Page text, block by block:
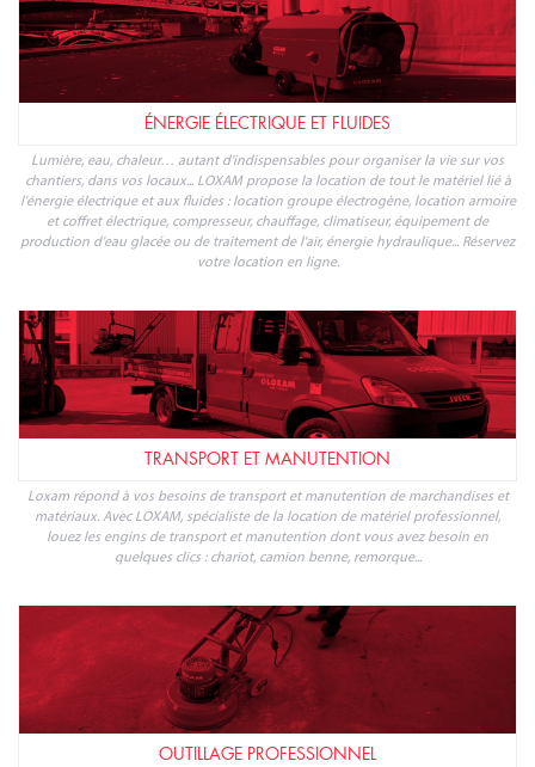
ÉNERGIE ÉLECTRIQUE ET FLUIDES
Lumière, eau, chaleur… autant d'indispensables pour organiser la vie sur vos
chantiers, dans vos locaux... LOXAM propose la location de tout le matériel lié à
l'énergie électrique et aux fluides : location groupe électrogène, location armoire
et coffret électrique, compresseur, chauffage, climatiseur, équipement de
production d'eau glacée ou de traitement de l'air, énergie hydraulique... Réservez
votre location en ligne.
TRANSPORT ET MANUTENTION
Loxam répond à vos besoins de transport et manutention de marchandises et
matériaux. Avec LOXAM, spécialiste de la location de matériel professionnel,
louez les engins de transport et manutention dont vous avez besoin en
quelques clics : chariot, camion benne, remorque...
OUTILLAGE PROFESSIONNEL